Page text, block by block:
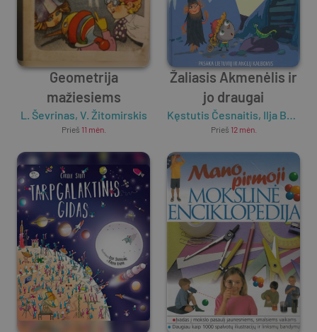
Geometrija
mažiesiems
L. Ševrinas, V. Žitomirskis
Prieš 11 mėn.
Žaliasis Akmenėlis ir
jo draugai
Kęstutis Česnaitis, Ilja Bereznickas
Prieš 12 mėn.